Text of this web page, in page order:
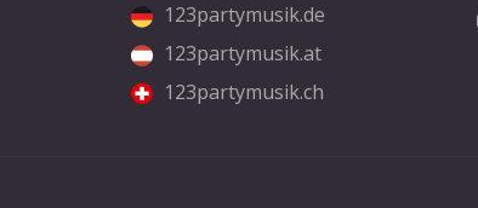
123partymusik.de
123partymusik.at
123partymusik.ch